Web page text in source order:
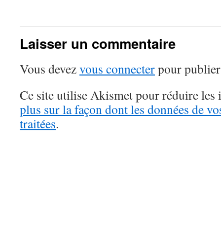
Laisser un commentaire
Vous devezvous connecterpour
Ce site utilise Akismet pour réduire les
plus sur la façon dont les données de
traitées.